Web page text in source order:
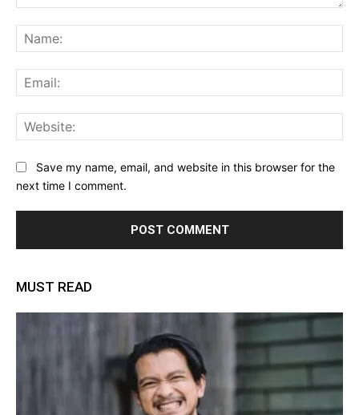
Save my name, email, and website in this browser for the
next time I comment.
MUST READ